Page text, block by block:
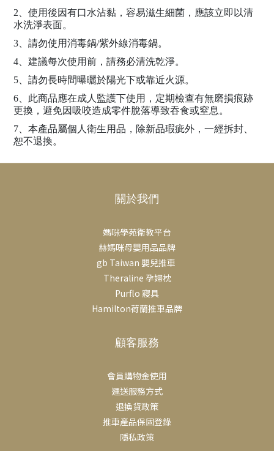
2、使用後因有口水沾黏，容易滋生細菌，應該立即以清
水洗淨表面。
3、請勿使用消毒鍋/紫外線消毒鍋。
4、建議每次使用前，請務必清洗乾淨。
5、請勿長時間曝曬於陽光下或靠近火源。
6、此商品應在成人監護下使用，定期檢查有無磨損痕跡
更換，避免因吸咬造成零件脫落導致吞食或窒息。
7、本產品屬個人衛生用品，除新品瑕疵外，一經拆封、
恕不退換。
關於我們
媽咪學苑衛教平台
赫媽咪母嬰用品品牌
gb Taiwan 嬰兒推車
Theraline 孕婦枕
Purflo 寢具
Hamilton荷蘭推車品牌
顧客服務
會員購物金使用
運送服務方式
退換貨政策
推車產品保固登錄
隱私政策